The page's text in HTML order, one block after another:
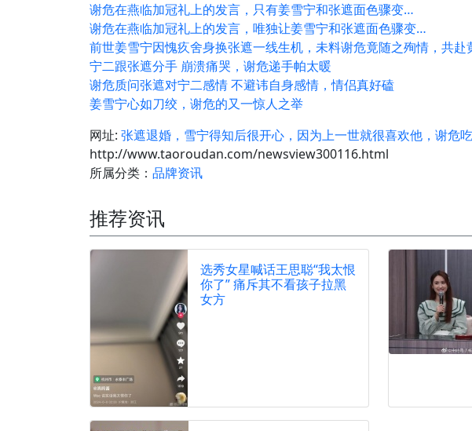
谢危在燕临加冠礼上的发言，只有姜雪宁和张遮面色骤变…
谢危在燕临加冠礼上的发言，唯独让姜雪宁和张遮面色骤变…
前世姜雪宁因愧疚舍身换张遮一线生机，未料谢危竟随之殉情，共赴
宁二跟张遮分手 崩溃痛哭，谢危递手帕太暖
谢危质问张遮对宁二感情 不避讳自身感情，情侣真好磕
姜雪宁心如刀绞，谢危的又一惊人之举
网址: 张遮退婚，雪宁得知后很开心，因为上一世就很喜欢他，谢危
http://www.taoroudan.com/newsview300116.html
所属分类： 品牌资讯
推荐资讯
选秀女星喊话王思聪“我太恨
你了” 痛斥其不看孩子拉黑
女方